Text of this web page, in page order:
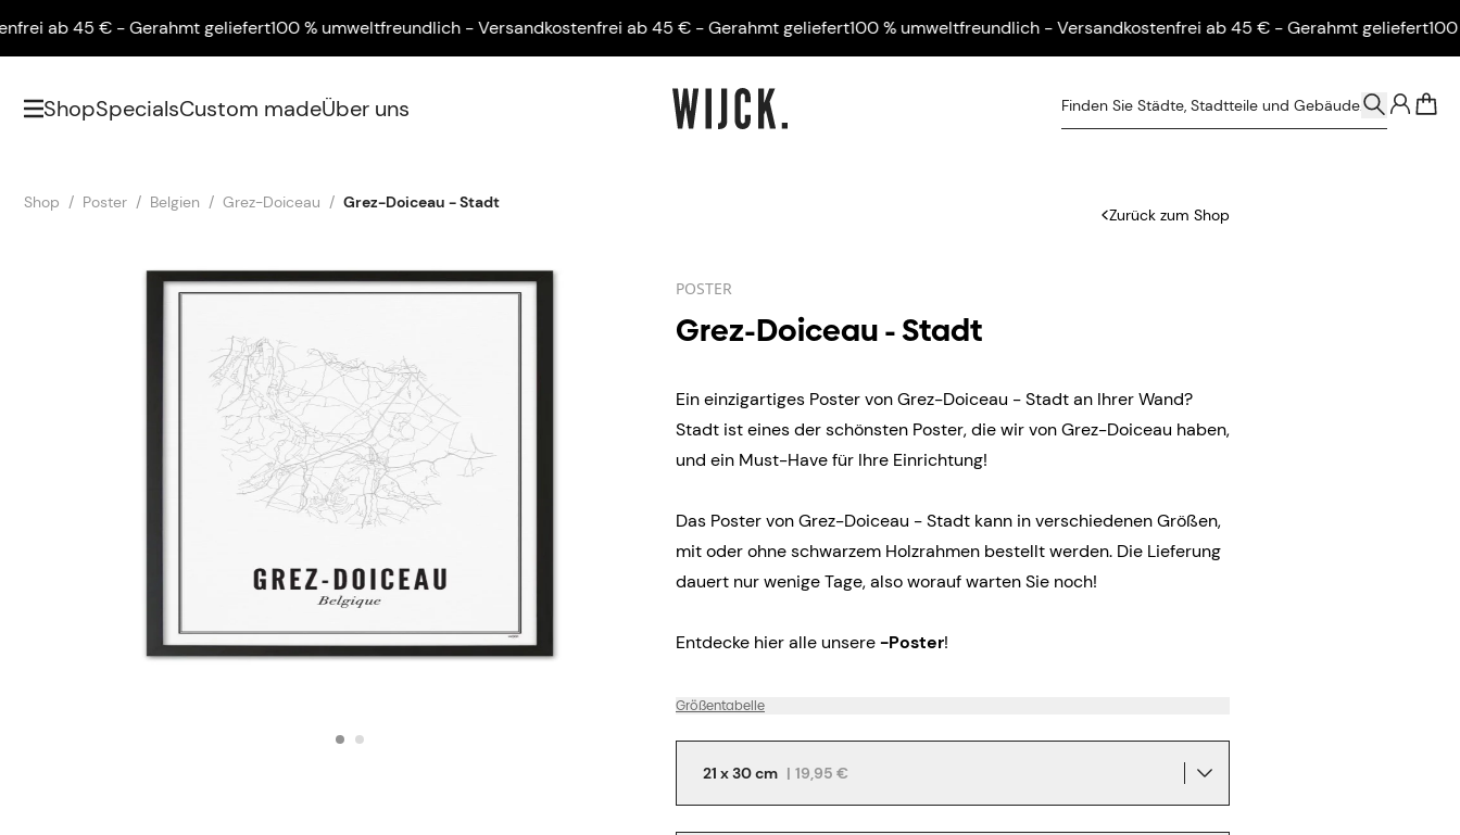
45 € - Gerahmt geliefert100 % umweltfreundlich - Versandkostenfrei ab 45 € - Gerahmt geliefert100 % umweltfreundlich - Versandkostenfrei ab 45 € - Gerahmt geliefert100 %
ShopSpecialsCustom madeÜber uns
Shop Poster Belgien Grez-Doiceau Grez-Doiceau - Stadt
Zurück zum Shop
POSTER
Grez-Doiceau - Stadt
Ein einzigartiges Poster von Grez-Doiceau - Stadt an Ihrer Wand?
Stadt ist eines der schönsten Poster, die wir von Grez-Doiceau haben,
und ein Must-Have für Ihre Einrichtung!
Das Poster von Grez-Doiceau - Stadt kann in verschiedenen Größen,
mit oder ohne schwarzem Holzrahmen bestellt werden. Die Lieferung
dauert nur wenige Tage, also worauf warten Sie noch!
Entdecke hier alle unsere-Poster!
Größentabelle
21 x 30 cm | 19,95 €